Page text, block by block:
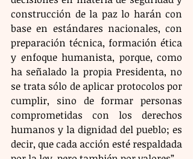
construcción de la paz lo harán con
base en estándares nacionales, con
preparación técnica, formación ética
y enfoque humanista, porque, como
ha señalado la propia Presidenta, no
se trata sólo de aplicar protocolos por
cumplir, sino de formar personas
comprometidas con los derechos
humanos y la dignidad del pueblo; es
decir, que cada acción esté respaldada